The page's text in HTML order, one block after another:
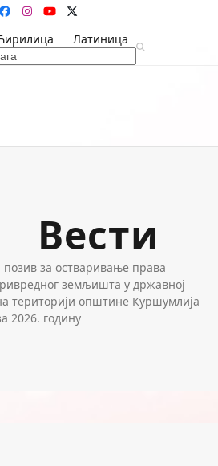
Facebook
Instagram
YouTubeTwitter
Латиница
Вести
позив за остваривање права
земљишта у државној
територији општине Куршумлија
2026. годину